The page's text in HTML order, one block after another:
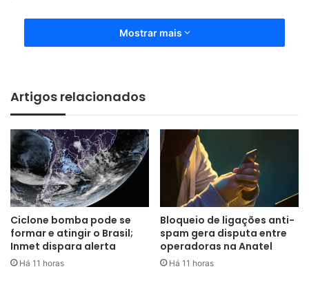
Isso significa que, em média, entre janeiro e junho deste
ano, ocorreu um estupro de uma menina ou mulher a cada
levado em consideração apenas o primeiro semestre de
cada ano.
“Esses dados podem sinalizar que temos uma informação
que estava represada. Durante muito tempo as mulheres
não buscaram ajuda e não registraram”, afirma a
delegada e coordenadora da GPM (Gerência de Proteção à
Mulher) da Sesp (Secretaria de Segurança Pública e
Defesa Social do Espírito Santo), Natália Tenório.
Pandemia e subnotificação
Mostrar mais
Artigos relacionados
Ciclone bomba pode se
formar e atingir o Brasil;
Inmet dispara alerta
Há 11 horas
Bloqueio de ligações anti-
spam gera disputa entre
operadoras na Anatel
Há 11 horas